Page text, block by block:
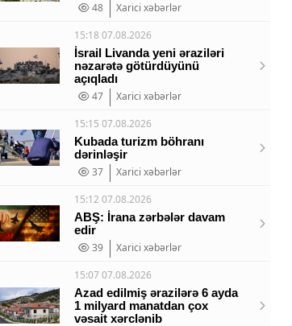
48
Xarici xəbərlər
15:18 07.08.2026
İsrail Livanda yeni əraziləri
nəzarətə götürdüyünü
açıqladı
47
Xarici xəbərlər
15:15 07.08.2026
Kubada turizm böhranı
dərinləşir
37
Xarici xəbərlər
15:12 07.08.2026
ABŞ: İrana zərbələr davam
edir
39
Xarici xəbərlər
15:07 07.08.2026
Azad edilmiş ərazilərə 6 ayda
1 milyard manatdan çox
vəsait xərclənib